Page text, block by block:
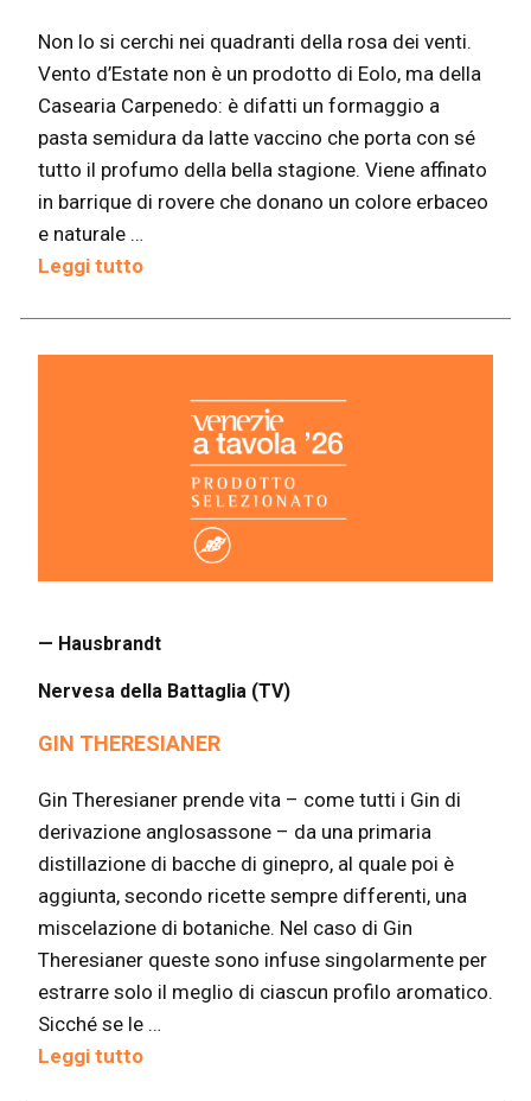
Non lo si cerchi nei quadranti della rosa dei venti.
Vento d’Estate non è un prodotto di Eolo, ma della
Casearia Carpenedo: è difatti un formaggio a
pasta semidura da latte vaccino che porta con sé
tutto il profumo della bella stagione. Viene affinato
in barrique di rovere che donano un colore erbaceo
e naturale …
Leggi tutto
— Hausbrandt
Nervesa della Battaglia (TV)
GIN THERESIANER
Gin Theresianer prende vita – come tutti i Gin di
derivazione anglosassone – da una primaria
distillazione di bacche di ginepro, al quale poi è
aggiunta, secondo ricette sempre differenti, una
miscelazione di botaniche. Nel caso di Gin
Theresianer queste sono infuse singolarmente per
estrarre solo il meglio di ciascun profilo aromatico.
Sicché se le …
Leggi tutto